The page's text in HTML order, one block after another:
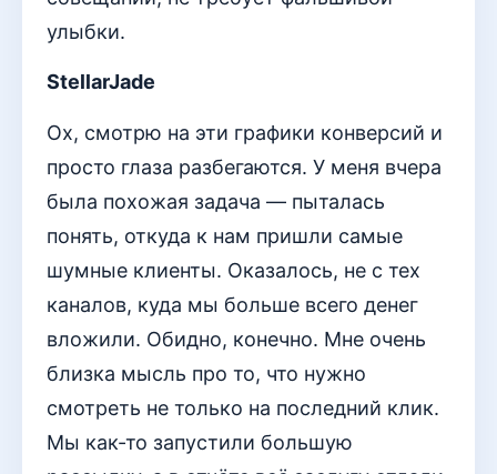
улыбки.
StellarJade
Ох, смотрю на эти графики конверсий и
просто глаза разбегаются. У меня вчера
была похожая задача — пыталась
понять, откуда к нам пришли самые
шумные клиенты. Оказалось, не с тех
каналов, куда мы больше всего денег
вложили. Обидно, конечно. Мне очень
близка мысль про то, что нужно
смотреть не только на последний клик.
Мы как-то запустили большую